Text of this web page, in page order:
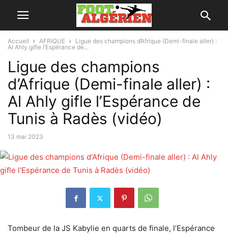
Accueil AFRIQUE
Ligue des champions d’Afrique (Demi-finale aller) :
Al Ahly gifle l’Espérance de...
Ligue des champions
d’Afrique (Demi-finale aller) :
Al Ahly gifle l’Espérance de
Tunis à Radès (vidéo)
13 mai 2023
Tombeur de la JS Kabylie en quarts de finale, l’Espérance